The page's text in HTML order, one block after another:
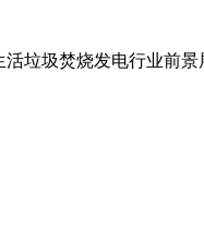
垃圾焚烧发电行业前景